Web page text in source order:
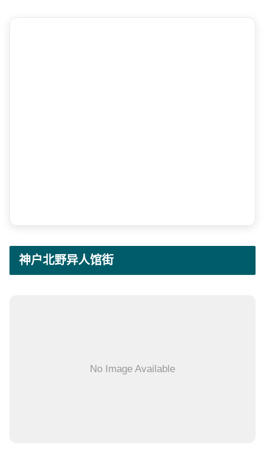
神户北野异人馆街
No Image Available